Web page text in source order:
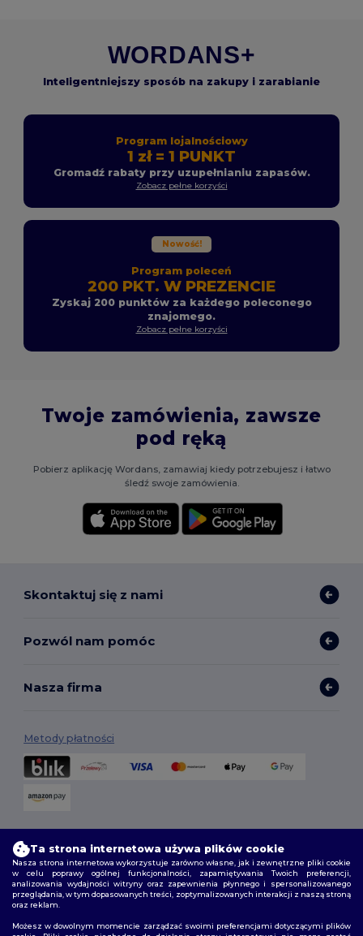
WORDANS+
Inteligentniejszy sposób na zakupy i zarabianie
Program lojalnościowy
1 zł = 1 PUNKT
Gromadź rabaty przy uzupełnianiu zapasów.
Zobacz pełne korzyści
Nowość!
Program poleceń
200 PKT. W PREZENCIE
Zyskaj 200 punktów za każdego poleconego
znajomego.
Zobacz pełne korzyści
Twoje zamówienia, zawsze
pod ręką
Pobierz aplikację Wordans, zamawiaj kiedy potrzebujesz i łatwo
śledź swoje zamówienia.
Skontaktuj się z nami
Pozwól nam pomóc
Nasza firma
Metody płatności
Ta strona internetowa używa plików cookie
Nasza strona internetowa wykorzystuje zarówno własne, jak i zewnętrzne pliki cookie
w celu poprawy ogólnej funkcjonalności, zapamiętywania Twoich preferencji,
analizowania wydajności witryny oraz zapewnienia płynnego i spersonalizowanego
przeglądania, w tym dopasowanych treści, zoptymalizowanych interakcji z naszą stroną
oraz reklam.
Możesz w dowolnym momencie zarządzać swoimi preferencjami dotyczącymi plików